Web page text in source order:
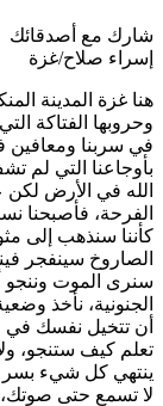
شارك مع أصدقائك
إسراء صلاح/غزة
هنا غزة المدينة
وحروبها الفتاكة
في سربنا ومعافين
بأوجاعنا التي لم
الله في الأرض لكن
الفرحة، فأصبحنا
كأننا سنذهب إلى
الصاروخ سينفجر
سنرى الموت وننجو
الجنونية، نأخذ
أن تتخيل نفسك في
تعلم كيف ستنجو،
ينتهي كل شيء
لا تسمع حتى صوتك،